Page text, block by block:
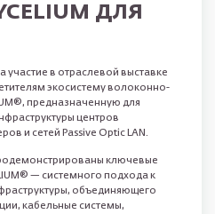
ДЛЯ
участие в отраслевой выставке
экосистему волоконно-
предназначенную для
центров
и сетей Passive Optic LAN.
ключевые
— системного подхода к
объединяющего
кабельные системы,